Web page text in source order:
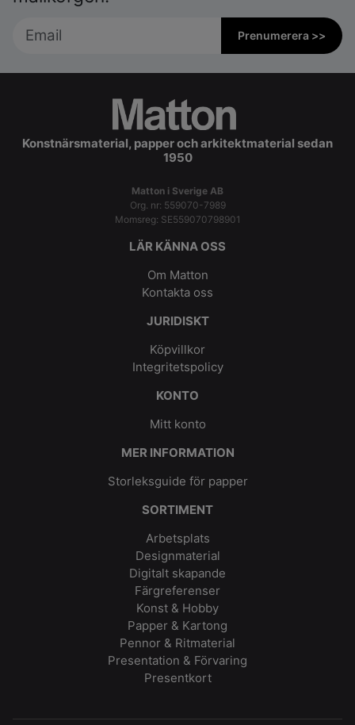
Prenumerera >>
Konstnärsmaterial, papper och arkitektmaterial sedan
1950
Matton i Sverige AB
Org. nr: 559070-7989
Momsreg: SE559070798901
LÄR KÄNNA OSS
Om Matton
Kontakta oss
JURIDISKT
Köpvillkor
Integritetspolicy
KONTO
Mitt konto
MER INFORMATION
Storleksguide för papper
SORTIMENT
Arbetsplats
Designmaterial
Digitalt skapande
Färgreferenser
Konst & Hobby
Papper & Kartong
Pennor & Ritmaterial
Presentation & Förvaring
Presentkort